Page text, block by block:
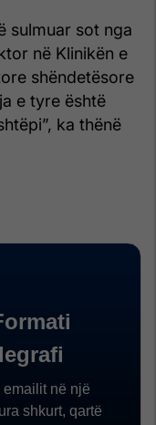
sulmuar sot nga
në Klinikën e
shëndetësore
e tyre është
ka thënë